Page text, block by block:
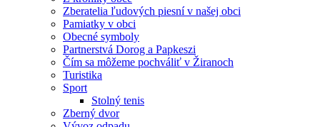
Zberatelia ľudových piesní v našej obci
Pamiatky v obci
Obecné symboly
Partnerstvá Dorog a Papkeszi
Čím sa môžeme pochváliť v Žiranoch
Turistika
Sport
Stolný tenis
Zberný dvor